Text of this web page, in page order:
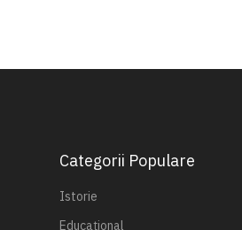
Categorii Populare
Istorie
Educațional